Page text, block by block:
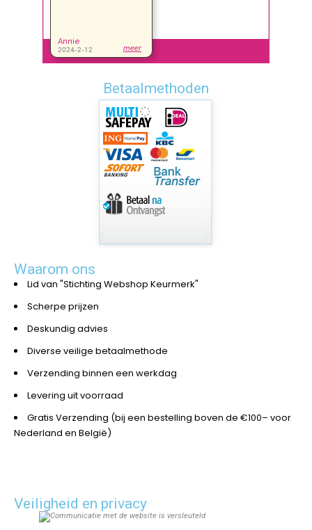
Betaalmethoden
Waarom ons
Lid van "Stichting Webshop Keurmerk"
Scherpe prijzen
Deskundig advies
Diverse veilige betaalmethode
Verzending binnen een werkdag
Levering uit voorraad
Gratis Verzending (bij een bestelling boven de €100– voor
Nederland en België)
Veiligheid en privacy